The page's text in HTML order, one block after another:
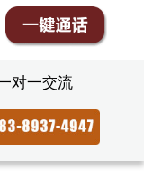
对一交流